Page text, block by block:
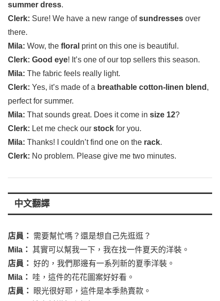
summer dress.
Clerk: Sure! We have a new range ofsundresses over
there.
Mila: Wow, the floral printon this one is beautiful .
Clerk: Good eye! It’s one of our top sellers this season.
Mila: The fabric feels really light.
Clerk: Yes, it’s made of a breathable cotton-linen blend ,
perfectfor summer.
Mila: Thatsounds great. Does itcome in size 12?
Clerk: Letme check our stock for you.
Mila: Thanks! I couldn’t find one on the rack.
Clerk: No problem. Please give me two minutes.
中文翻譯
店員：
需要幫忙嗎？還是想自己先逛逛？
Mila ： 其實可以幫我一下，我在找一件夏天的洋裝。
店員： 好的，我們那邊有一系列新的夏季洋裝。
Mila ：
哇，這件的花花圖案好好看。
店員：
眼光很好耶，這件是本季熱賣款。